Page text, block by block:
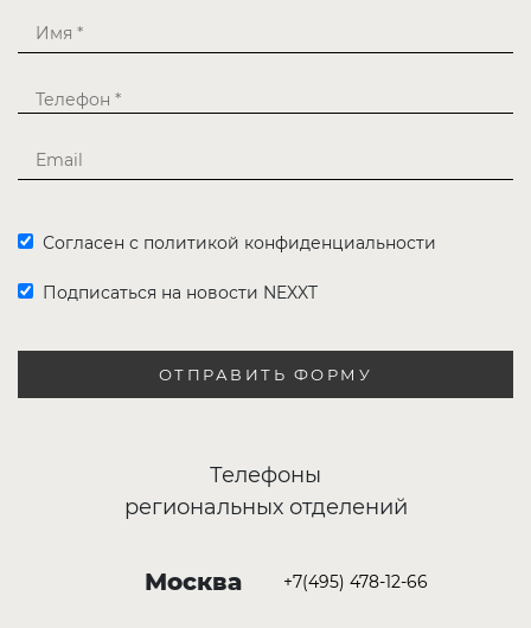
Согласен с политикой конфиденциальности
Подписаться на новости NEXXT
ОТПРАВИТЬ ФОРМУ
Телефоны
региональных отделений
Москва +7(495) 478-12-66